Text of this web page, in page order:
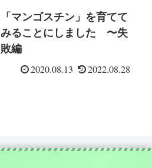
「マンゴスチン」を育てて
みることにしました 〜失
敗編
2020.08.13 2022.08.28